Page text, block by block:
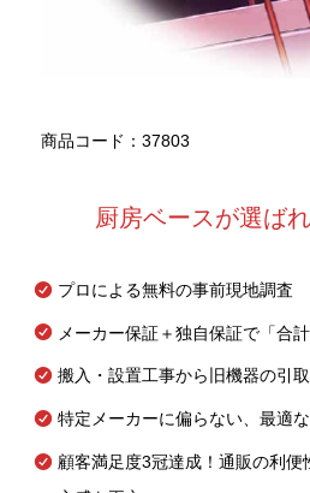
商品コード：37803
厨房ベースが選ば
プロによる無料の事前現地調査
メーカー保証＋独自保証で「合
搬入・設置工事から旧機器の引
特定メーカーに偏らない、最適
顧客満足度3冠達成！通販の利